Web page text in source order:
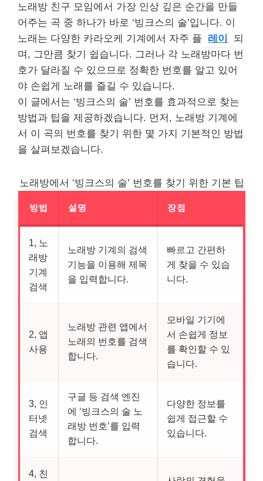
노래방 친구 모임에서 가장 인상 깊은 순간을 만들
어주는 곡 중 하나가 바로 ‘빙크스의 술’입니다. 이
노래는 다양한 카라오케 기계에서 자주 플
레이
되
며, 그만큼 찾기 쉽습니다. 그러나 각 노래방마다 번
호가 달라질 수 있으므로 정확한 번호를 알고 있어
야 손쉽게 노래를 즐길 수 있습니다.
이 글에서는 ‘빙크스의 술’ 번호를 효과적으로 찾는
방법과 팁을 제공하겠습니다. 먼저, 노래방 기계에
서 이 곡의 번호를 찾기 위한 몇 가지 기본적인 방법
을 살펴보겠습니다.
노래방에서 ‘빙크스의 술’ 번호를 찾기 위한 기본 팁
방법 설명 장점
1, 노
래방
기계
검색
노래방 기계의 검색
기능을 이용해 제목
을 입력합니다.
빠르고 간편하
게 찾을 수 있습
니다.
2, 앱
사용
노래방 관련 앱에서
노래의 번호를 검색
합니다.
모바일 기기에
서 손쉽게 정보
를 확인할 수 있
습니다.
3, 인
터넷
검색
구글 등 검색 엔진
에 ‘빙크스의 술 노
래방 번호’를 입력
합니다.
다양한 정보를
쉽게 접근할 수
있습니다.
4, 친